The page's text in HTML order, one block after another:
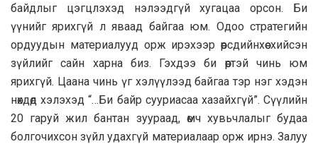
байдлыг цэгцлэхэд нэлээдгүй хугацаа орсон. Би
үүнийг ярихгүй л яваад байгаа юм. Одоо стратегийн
ордуудын материалууд орж ирэхээр өөрсдийнхөө хийсэн
зүйлийг сайн харна биз. Гэхдээ би өөртэй чинь юм
ярихгүй. Цаана чинь үг хэлүүлээд байгаа тэр нэг хэдэн
нөхдөд хэлэхэд “…Би байр сууриасаа хазайхгүй”. Сүүлийн
20 гаруй жил бантан зуураад, өмч хувьчлалыг будаа
болгочихсон зүйл удахгүй материалаар орж ирнэ. Залуу